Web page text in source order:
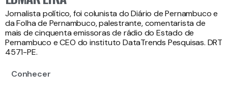
Jornalista político, foi colunista do Diário de Pernambuco e
da Folha de Pernambuco, palestrante, comentarista de
mais de cinquenta emissoras de rádio do Estado de
Pernambuco e CEO do instituto DataTrends Pesquisas. DRT
4571-PE.
Conhecer